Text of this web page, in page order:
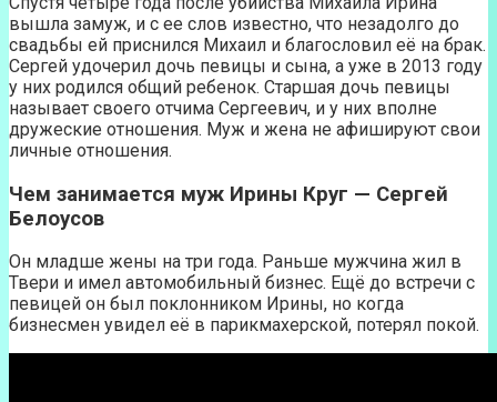
вышла замуж, и с ее слов известно, что незадолго до
свадьбы ей приснился Михаил и благословил её на брак.
Сергей удочерил дочь певицы и сына, а уже в 2013 году
у них родился общий ребенок. Старшая дочь певицы
называет своего отчима Сергеевич, и у них вполне
дружеские отношения. Муж и жена не афишируют свои
личные отношения.
Чем занимается муж Ирины Круг — Сергей
Белоусов
Он младше жены на три года. Раньше мужчина жил в
Твери и имел автомобильный бизнес. Ещё до встречи с
певицей он был поклонником Ирины, но когда
бизнесмен увидел её в парикмахерской, потерял покой.